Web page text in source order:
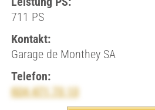
711 PS
Kontakt:
Garage de Monthey SA
Telefon:
024 471 73 13